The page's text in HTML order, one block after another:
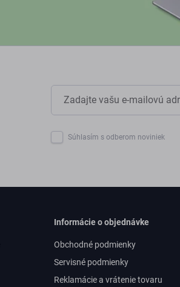
Súhlasím s odberom noviniek
Informácie o objednávke
Obchodné podmienky
Servisné podmienky
Reklamácie a vrátenie tovaru